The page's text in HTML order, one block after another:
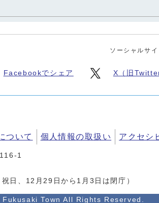
ソーシャルサ
Facebookでシェア X（旧
ついて 個人情報の取扱い アクセシ
1
日、12月29日から1月3日は閉庁）
Town All Rights Reserved.